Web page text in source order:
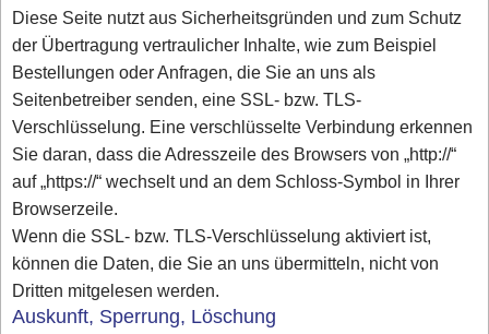
Diese Seite nutzt aus Sicherheitsgründen und zum Schutz
der Übertragung vertraulicher Inhalte, wie zum Beispiel
Bestellungen oder Anfragen, die Sie an uns als
Seitenbetreiber senden, eine SSL- bzw. TLS-
Verschlüsselung. Eine verschlüsselte Verbindung erkennen
Sie daran, dass die Adresszeile des Browsers von „http://“
auf „https://“ wechselt und an dem Schloss-Symbol in Ihrer
Browserzeile.
Wenn die SSL- bzw. TLS-Verschlüsselung aktiviert ist,
können die Daten, die Sie an uns übermitteln, nicht von
Dritten mitgelesen werden.
Auskunft, Sperrung, Löschung